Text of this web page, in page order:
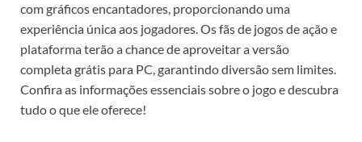
com gráficos encantadores, proporcionando uma
experiência única aos jogadores. Os fãs de jogos de ação e
plataforma terão a chance de aproveitar a versão
completa grátis para PC, garantindo diversão sem limites.
Confira as informações essenciais sobre o jogo e descubra
tudo o que ele oferece!